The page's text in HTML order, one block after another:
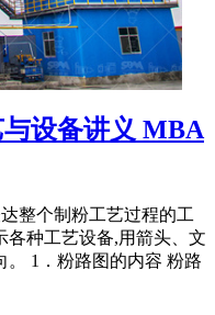
设备讲义 MBA
整个制粉工艺过程的工
各种工艺设备,用箭头、文
1．粉路图的内容 粉路